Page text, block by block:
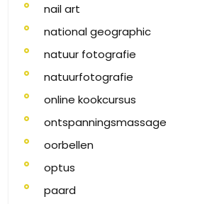
nail art
national geographic
natuur fotografie
natuurfotografie
online kookcursus
ontspanningsmassage
oorbellen
optus
paard